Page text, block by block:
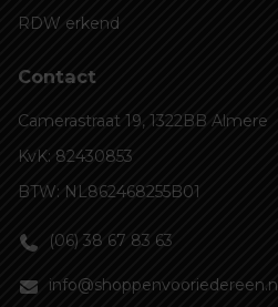
RDW erkend
Contact
Camerastraat 19, 1322BB Almere
KvK: 82430853
BTW: NL862468255B01
(06) 38 67 83 63
info@shoppenvooriedereen.nl